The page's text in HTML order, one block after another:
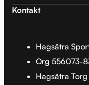
Kontakt
Hagsätra
Org 556073-
Hagsätra Torg